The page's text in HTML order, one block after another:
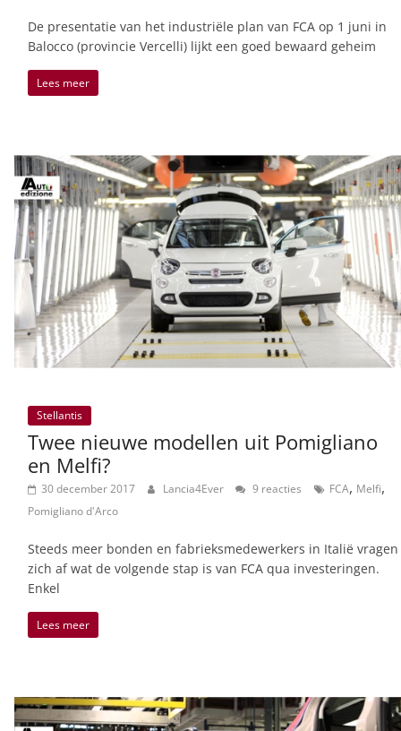
De presentatie van het industriële plan van FCA op 1 juni in
Balocco (provincie Vercelli) lijkt een goed bewaard geheim
Lees meer
Stellantis
Twee nieuwe modellen uit Pomigliano
en Melfi?
30 december 2017 Lancia4Ever 9 reacties FCA, Melfi,
Pomigliano d'Arco
Steeds meer bonden en fabrieksmedewerkers in Italië vragen
zich af wat de volgende stap is van FCA qua investeringen.
Enkel
Lees meer